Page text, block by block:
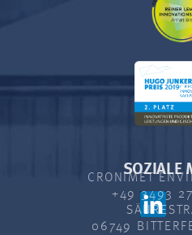
SOZIALE
CRONIMET
+49 3493
06749